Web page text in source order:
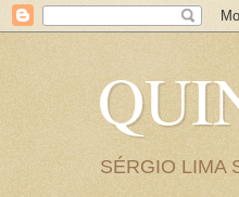
SÉRGIO LIMA